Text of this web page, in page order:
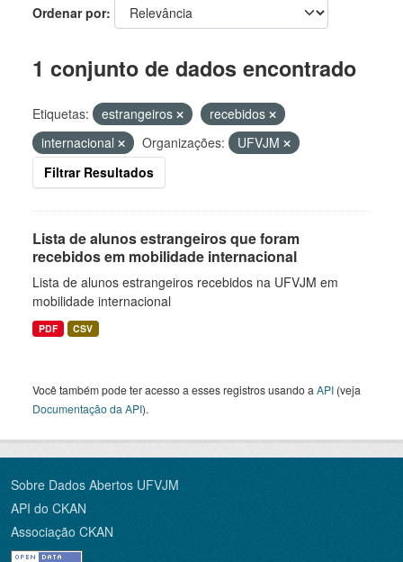
Ordenar por
1 conjunto de dados encontrado
Etiquetas: estrangeiros
recebidos
internacional
Organizações:
UFVJM
Filtrar Resultados
Lista de alunos estrangeiros que foram
recebidos em mobilidade internacional
Lista de alunos estrangeiros recebidos na UFVJM em
mobilidade internacional
PDF CSV
Você também pode ter acesso a esses registros usando a API (veja
Documentação da API).
Sobre Dados Abertos UFVJM
API do CKAN
Associação CKAN